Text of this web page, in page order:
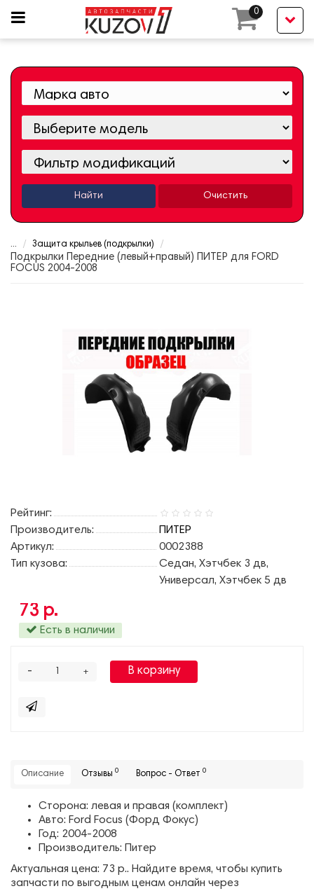
0
Найти Очистить
... Защита крыльев (подкрылки)
Подкрылки Передние (левый+правый) ПИТЕР для FORD
FOCUS 2004-2008
Рейтинг:
Производитель:
ПИТЕР
Артикул:
0002388
Тип кузова:
Седан, Хэтчбек 3 дв,
Универсал, Хэтчбек 5 дв
73 р.
Есть в наличии
+
- В корзину
Описание Отзывы 0 Вопрос - Ответ 0
Сторона: левая и правая (комплект)
Авто: Ford Focus (Форд Фокус)
Год: 2004-2008
Производитель: Питер
Актуальная цена: 73 р.. Найдите время, чтобы купить
запчасти по выгодным ценам онлайн через